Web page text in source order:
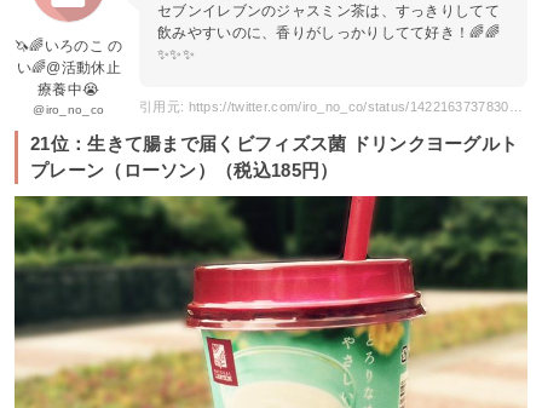
🦄🌈いろのこ の
い🌈@活動休止
療養中😭
@iro_no_co
セブンイレブンのジャスミン茶は、すっきりしてて
飲みやすいのに、香りがしっかりしてて好き！🌈🌈
✨✨✨
21位：生きて腸まで届くビフィズス菌 ドリンクヨーグルト
プレーン（ローソン）（税込185円）